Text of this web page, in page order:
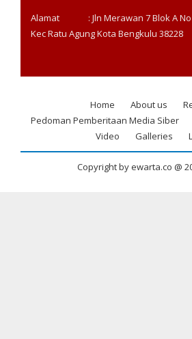
Alamat : Jln Merawan 7 Blok A No
Kec Ratu Agung Kota Bengkulu 38228
Footer
Home About us
Pedoman Pemberitaan Media Siber
Video
Galleries
Copyright by ewarta.co @